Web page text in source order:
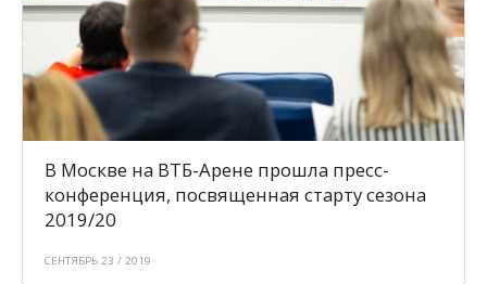
В Москве на ВТБ-Арене прошла пресс-
конференция, посвященная старту сезона
2019/20
СЕНТЯБРЬ 23 / 2019